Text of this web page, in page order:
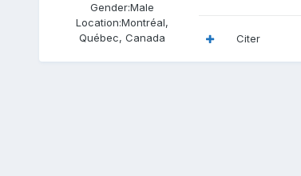
Gender:Male
Location:Montréal,
Québec, Canada
Citer